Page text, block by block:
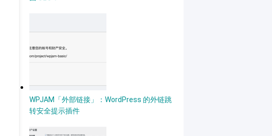
WPJAM「外部链接」：WordPress 的外链跳
转安全提示插件